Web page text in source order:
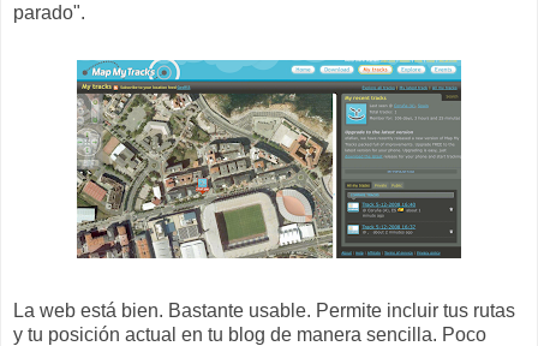
parado".
La web está bien. Bastante usable. Permite incluir tus rutas
y tu posición actual en tu blog de manera sencilla. Poco